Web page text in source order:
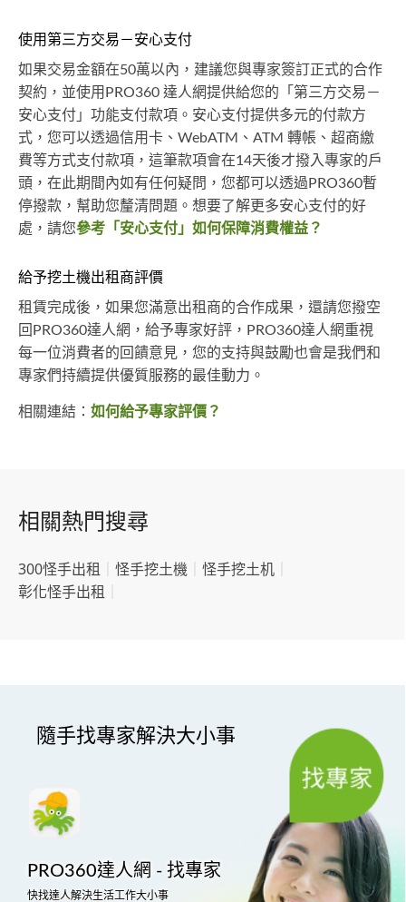
使用第三方交易－安心支付
如果交易金額在50萬以內，建議您與專家簽訂正式的合作
契約，並使用PRO360 達人網提供給您的「第三方交易－
安心支付」功能支付款項。安心支付提供多元的付款方
式，您可以透過信用卡、WebATM、ATM 轉帳、超商繳
費等方式支付款項，這筆款項會在14天後才撥入專家的戶
頭，在此期間內如有任何疑問，您都可以透過PRO360暫
停撥款，幫助您釐清問題。想要了解更多安心支付的好
處，請您參考「安心支付」如何保障消費權益？
給予挖土機出租商評價
租賃完成後，如果您滿意出租商的合作成果，還請您撥空
回PRO360達人網，給予專家好評，PRO360達人網重視
每一位消費者的回饋意見，您的支持與鼓勵也會是我們和
專家們持續提供優質服務的最佳動力。
相關連結： 如何給予專家評價？
相關熱門搜尋
300怪手出租 怪手挖土機 怪手挖土机
彰化怪手出租
隨手找專家解決大小事
PRO360達人網 - 找專家
快找達人解決生活工作大小事